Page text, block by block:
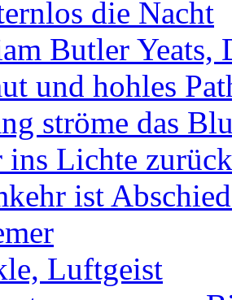
die Nacht
Butler Yeats,
und hohles
ströme das
ins Lichte zurück
ist
Luftgeist